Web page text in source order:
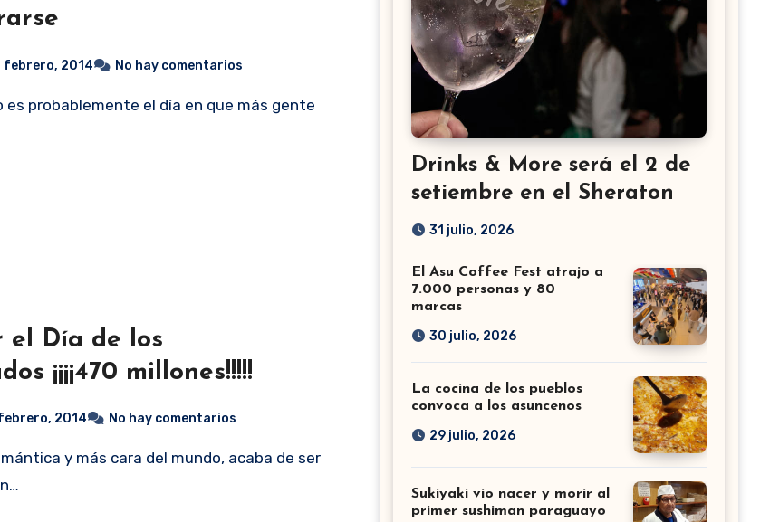
febrero, 2014 No hay comentarios
el Día de los
¡¡¡¡470 millones!!!!!
2014 No hay comentarios
Drinks & More será el 2 de
setiembre en el Sheraton
31 julio, 2026
El Asu Coffee Fest atrajo a
7.000 personas y 80
marcas
30 julio, 2026
La cocina de los pueblos
convoca a los asuncenos
29 julio, 2026
Sukiyaki vio nacer y morir al
primer sushiman paraguayo